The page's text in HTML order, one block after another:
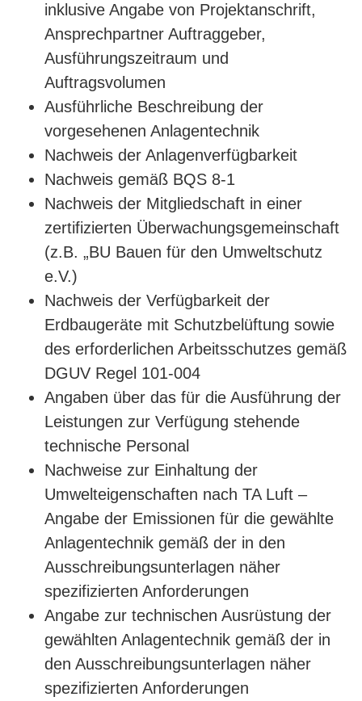
inklusive Angabe von Projektanschrift,
Ansprechpartner Auftraggeber,
Ausführungszeitraum und
Auftragsvolumen
Ausführliche Beschreibung der
vorgesehenen Anlagentechnik
Nachweis der Anlagenverfügbarkeit
Nachweis gemäß BQS 8-1
Nachweis der Mitgliedschaft in einer
zertifizierten Überwachungsgemeinschaft
(z.B. „BU Bauen für den Umweltschutz
e.V.)
Nachweis der Verfügbarkeit der
Erdbaugeräte mit Schutzbelüftung sowie
des erforderlichen Arbeitsschutzes gemäß
DGUV Regel 101-004
Angaben über das für die Ausführung der
Leistungen zur Verfügung stehende
technische Personal
Nachweise zur Einhaltung der
Umwelteigenschaften nach TA Luft –
Angabe der Emissionen für die gewählte
Anlagentechnik gemäß der in den
Ausschreibungsunterlagen näher
spezifizierten Anforderungen
Angabe zur technischen Ausrüstung der
gewählten Anlagentechnik gemäß der in
den Ausschreibungsunterlagen näher
spezifizierten Anforderungen